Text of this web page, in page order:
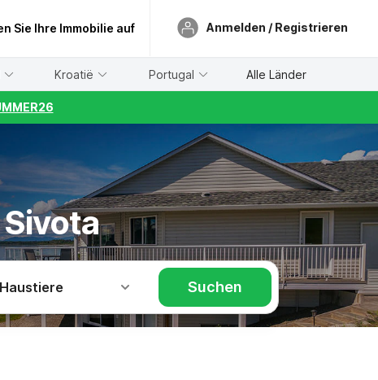
Sie Ihre Immobilie auf Anmelden / Registrieren
Kroatië Portugal Alle Länder
Suchen